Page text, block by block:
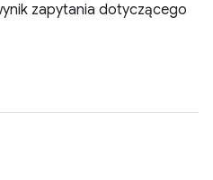
zapytania dotyczącego